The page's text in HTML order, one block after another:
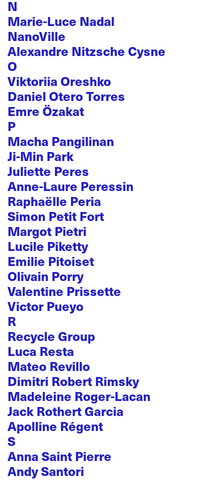
N
Marie-Luce Nadal
NanoVille
Alexandre Nitzsche Cysne
O
Viktoriia Oreshko
Daniel Otero Torres
Emre Özakat
P
Macha Pangilinan
Ji-Min Park
Juliette Peres
Anne-Laure Peressin
Raphaëlle Peria
Simon Petit Fort
Margot Pietri
Lucile Piketty
Emilie Pitoiset
Olivain Porry
Valentine Prissette
Victor Pueyo
R
Recycle Group
Luca Resta
Mateo Revillo
Dimitri Robert Rimsky
Madeleine Roger-Lacan
Jack Rothert Garcia
Apolline Régent
S
Anna Saint Pierre
Andy Santori